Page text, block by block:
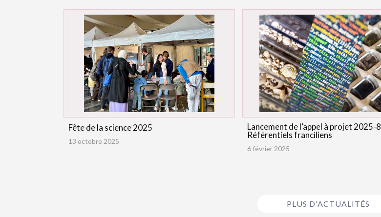
Fête de la science 2025
13 octobre 2025
Lancement de l’appel à projet 2025-8
Référentiels franciliens
6 février 2025
PLUS D'ACTUALITÉS